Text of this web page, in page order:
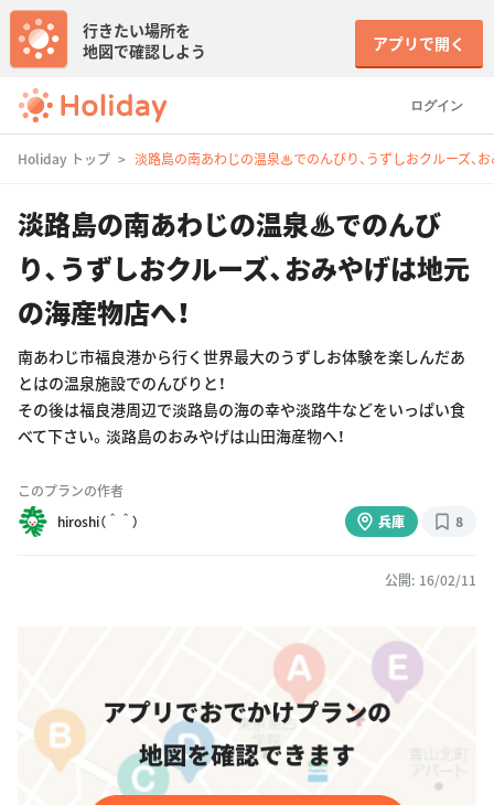
ログイン
行きたい場所を
地図で確認しよう
アプリで開く
Holiday トップ 淡路島の南あわじの温泉♨でのんびり、うずしおクルーズ、
淡路島の南あわじの温泉♨でのんび
り、うずしおクルーズ、おみやげは地元
の海産物店へ！
南あわじ市福良港から行く世界最大のうずしお体験を楽しんだあ
とはの温泉施設でのんびりと！
その後は福良港周辺で淡路島の海の幸や淡路牛などをいっぱい食
べて下さい。淡路島のおみやげは山田海産物へ！
このプランの作者
hiroshi（＾＾）
兵庫 8
公開: 16/02/11